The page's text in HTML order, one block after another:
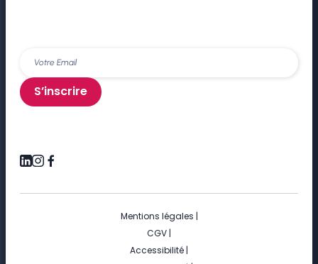
S’inscrire
Mentions légales |
CGV |
Accessibilité |